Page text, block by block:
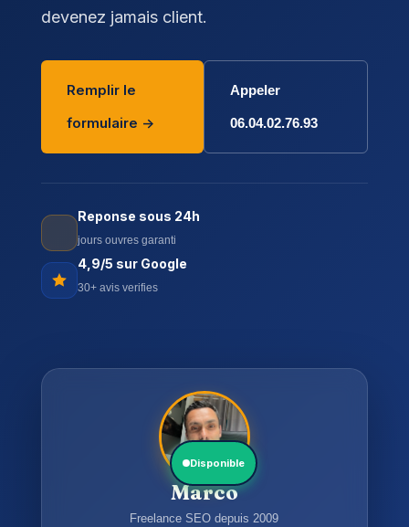
devenez jamais client.
Remplir le
formulaire ->
Appeler
06.04.02.76.93
Reponse sous 24h
jours ouvres garanti
4,9/5 sur Google
30+ avis verifies
Disponible
Marco
Freelance SEO depuis 2009